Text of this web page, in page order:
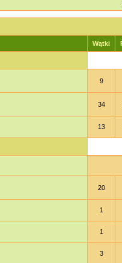
Wątki
9
34
13
20
1
1
3